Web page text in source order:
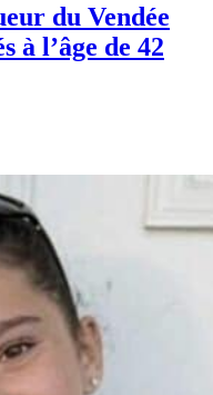
du Vendée
à l’âge de 42